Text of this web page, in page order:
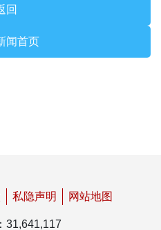
回
闻首页
私隐声明 网站地图
： 31,641,117